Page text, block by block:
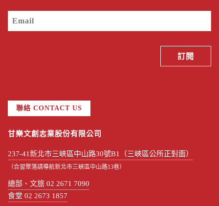
聯絡 CONTACT US
甘樂文創志業股份有限公司
237-41新北市三峽區中山路30號B1（三峽區公所正對面）
（合習聚落請導航新北市三峽區中山路13巷）
總部、文旅 02 2671 7090
食堂 02 2673 1857